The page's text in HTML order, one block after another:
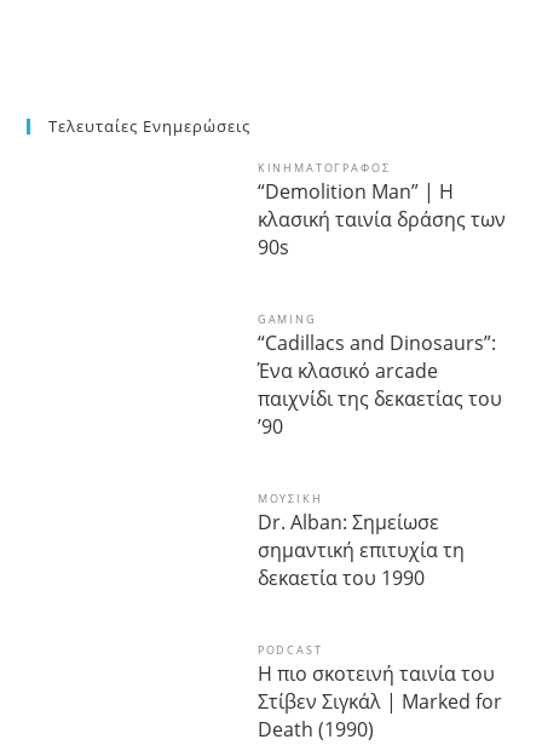
Τελευταίες Ενημερώσεις
ΚΙΝΗΜΑΤΟΓΡΆΦΟΣ
“Demolition Man” | Η
κλασική ταινία δράσης των
90s
GAMING
“Cadillacs and Dinosaurs”:
Ένα κλασικό arcade
παιχνίδι της δεκαετίας του
’90
ΜΟΥΣΙΚΉ
Dr. Alban: Σημείωσε
σημαντική επιτυχία τη
δεκαετία του 1990
PODCAST
Η πιο σκοτεινή ταινία του
Στίβεν Σιγκάλ | Marked for
Death (1990)